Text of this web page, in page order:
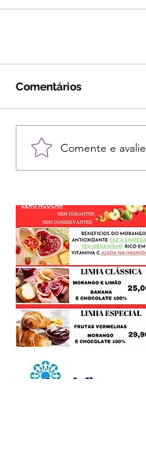
Comentários
Comente e avalie